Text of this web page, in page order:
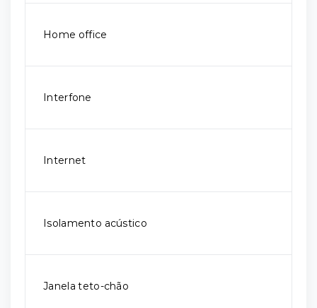
Home office
Interfone
Internet
Isolamento acústico
Janela teto-chão